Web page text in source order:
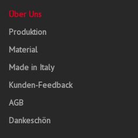
Über Uns
Produktion
Material
Made in Italy
Kunden-Feedback
AGB
Dankeschön